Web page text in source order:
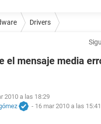
Drivers
el mensaje media
2010 a las 18:29
- 16 mar 2010 a las 15:41